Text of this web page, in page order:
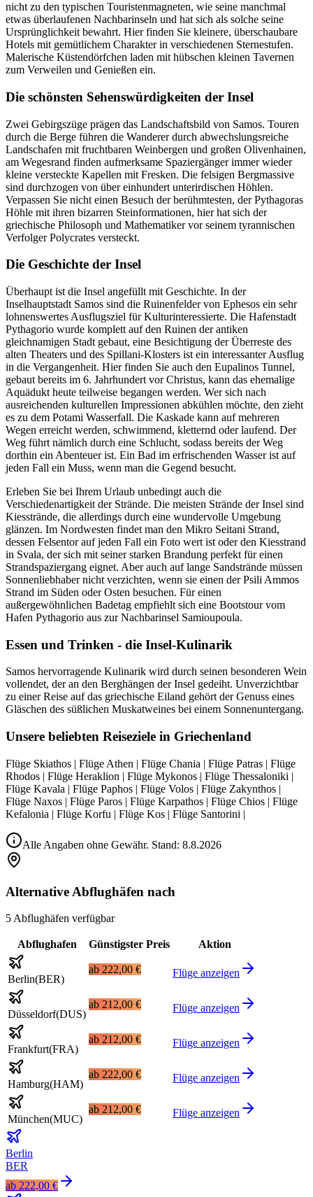
nicht zu den typischen Touristenmagneten, wie seine manchmal
etwas überlaufenen Nachbarinseln und hat sich als solche seine
Ursprünglichkeit bewahrt. Hier finden Sie kleinere, überschaubare
Hotels mit gemütlichem Charakter in verschiedenen Sternestufen.
Malerische Küstendörfchen laden mit hübschen kleinen Tavernen
zum Verweilen und Genießen ein.
Die schönsten Sehenswürdigkeiten der Insel
Zwei Gebirgszüge prägen das Landschaftsbild von Samos. Touren
durch die Berge führen die Wanderer durch abwechslungsreiche
Landschafen mit fruchtbaren Weinbergen und großen Olivenhainen,
am Wegesrand finden aufmerksame Spaziergänger immer wieder
kleine versteckte Kapellen mit Fresken. Die felsigen Bergmassive
sind durchzogen von über einhundert unterirdischen Höhlen.
Verpassen Sie nicht einen Besuch der berühmtesten, der Pythagoras
Höhle mit ihren bizarren Steinformationen, hier hat sich der
griechische Philosoph und Mathematiker vor seinem tyrannischen
Verfolger Polycrates versteckt.
Die Geschichte der Insel
Überhaupt ist die Insel angefüllt mit Geschichte. In der
Inselhauptstadt Samos sind die Ruinenfelder von Ephesos ein sehr
lohnenswertes Ausflugsziel für Kulturinteressierte. Die Hafenstadt
Pythagorio wurde komplett auf den Ruinen der antiken
gleichnamigen Stadt gebaut, eine Besichtigung der Überreste des
alten Theaters und des Spillani-Klosters ist ein interessanter Ausflug
in die Vergangenheit. Hier finden Sie auch den Eupalinos Tunnel,
gebaut bereits im 6. Jahrhundert vor Christus, kann das ehemalige
Aquädukt heute teilweise begangen werden. Wer sich nach
ausreichenden kulturellen Impressionen abkühlen möchte, den zieht
es zu dem Potami Wasserfall. Die Kaskade kann auf mehreren
Wegen erreicht werden, schwimmend, kletternd oder laufend. Der
Weg führt nämlich durch eine Schlucht, sodass bereits der Weg
dorthin ein Abenteuer ist. Ein Bad im erfrischenden Wasser ist auf
jeden Fall ein Muss, wenn man die Gegend besucht.
Erleben Sie bei Ihrem Urlaub unbedingt auch die
Verschiedenartigkeit der Strände. Die meisten Strände der Insel sind
Kiesstrände, die allerdings durch eine wundervolle Umgebung
glänzen. Im Nordwesten findet man den Mikro Seitani Strand,
dessen Felsentor auf jeden Fall ein Foto wert ist oder den Kiesstrand
in Svala, der sich mit seiner starken Brandung perfekt für einen
Strandspaziergang eignet. Aber auch auf lange Sandstrände müssen
Sonnenliebhaber nicht verzichten, wenn sie einen der Psili Ammos
Strand im Süden oder Osten besuchen. Für einen
außergewöhnlichen Badetag empfiehlt sich eine Bootstour vom
Hafen Pythagorio aus zur Nachbarinsel Samioupoula.
Essen und Trinken - die Insel-Kulinarik
Samos hervorragende Kulinarik wird durch seinen besonderen Wein
vollendet, der an den Berghängen der Insel gedeiht. Unverzichtbar
zu einer Reise auf das griechische Eiland gehört der Genuss eines
Gläschen des süßlichen Muskatweines bei einem Sonnenuntergang.
Unsere beliebten Reiseziele in Griechenland
Flüge Skiathos | Flüge Athen | Flüge Chania | Flüge Patras | Flüge
Rhodos | Flüge Heraklion | Flüge Mykonos | Flüge Thessaloniki |
Flüge Kavala | Flüge Paphos | Flüge Volos | Flüge Zakynthos |
Flüge Naxos | Flüge Paros | Flüge Karpathos | Flüge Chios | Flüge
Kefalonia | Flüge Korfu | Flüge Kos | Flüge Santorini |
Alle Angaben ohne Gewähr. Stand: 8.8.2026
Alternative Abflughäfen nach
5 Abflughäfen verfügbar
Abflughafen Günstigster Preis Aktion
Berlin(BER)
ab 222,00 € Flüge anzeigen
Düsseldorf(DUS)
ab 212,00 € Flüge anzeigen
Frankfurt(FRA)
ab 212,00 € Flüge anzeigen
Hamburg(HAM)
ab 222,00 € Flüge anzeigen
München(MUC)
ab 212,00 € Flüge anzeigen
Berlin
BER
ab 222,00 €